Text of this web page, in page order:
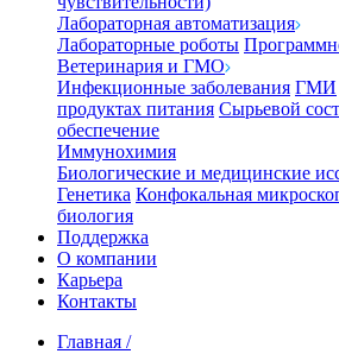
Лабораторная автоматизация
Лабораторные роботы
Ветеринария и ГМО
Инфекционные заболевания ГМИ
продуктах питания Сырьевой
обеспечение
Иммунохимия
Биологические и медицинские
Генетика Конфокальная
биология
Поддержка
О компании
Карьера
Контакты
Главная /